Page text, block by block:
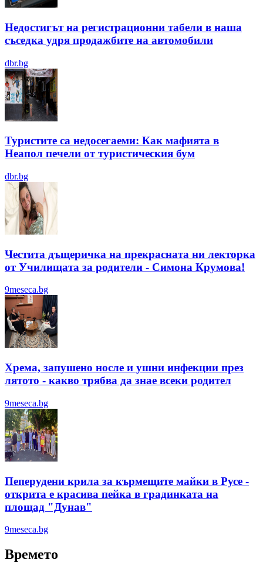
Недостигът на регистрационни табели в наша
съседка удря продажбите на автомобили
dbr.bg
Туристите са недосегаеми: Как мафията в
Неапол печели от туристическия бум
dbr.bg
Честита дъщеричка на прекрасната ни лекторка
от Училищата за родители - Симона Крумова!
9meseca.bg
Хрема, запушено носле и ушни инфекции през
лятотo - какво трябва да знае всеки родител
9meseca.bg
Пеперудени крила за кърмещите майки в Русе -
открита е красива пейка в градинката на
площад "Дунав"
9meseca.bg
Времето